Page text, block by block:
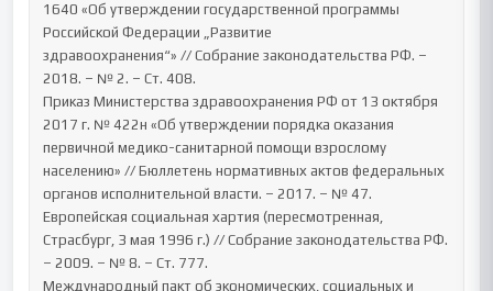
1640 «Об утверждении государственной программы
Российской Федерации „Развитие
здравоохранения“» // Собрание законодательства РФ. –
2018. – № 2. – Ст. 408.
Приказ Министерства здравоохранения РФ от 13 октября
2017 г. № 422н «Об утверждении порядка оказания
первичной медико-санитарной помощи взрослому
населению» // Бюллетень нормативных актов федеральных
органов исполнительной власти. – 2017. – № 47.
Европейская социальная хартия (пересмотренная,
Страсбург, 3 мая 1996 г.) // Собрание законодательства РФ.
– 2009. – № 8. – Ст. 777.
Международный пакт об экономических, социальных и